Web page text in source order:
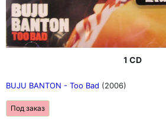
1 CD
BUJU BANTON - Too Bad (2006)
Под заказ